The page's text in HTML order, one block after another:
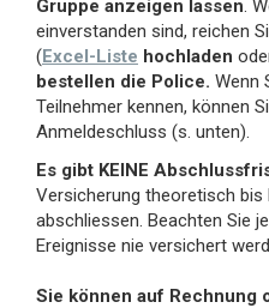
Gruppe anzeigen lassen.
einverstanden sind, reichen
(Excel-Liste hochladen
bestellen die Police. Wenn
Teilnehmer kennen, können
Anmeldeschluss (s. unten).
Es gibt KEINE
Versicherung theoretisch bis
abschliessen. Beachten Sie
Ereignisse nie versichert
Sie können auf Rechnung